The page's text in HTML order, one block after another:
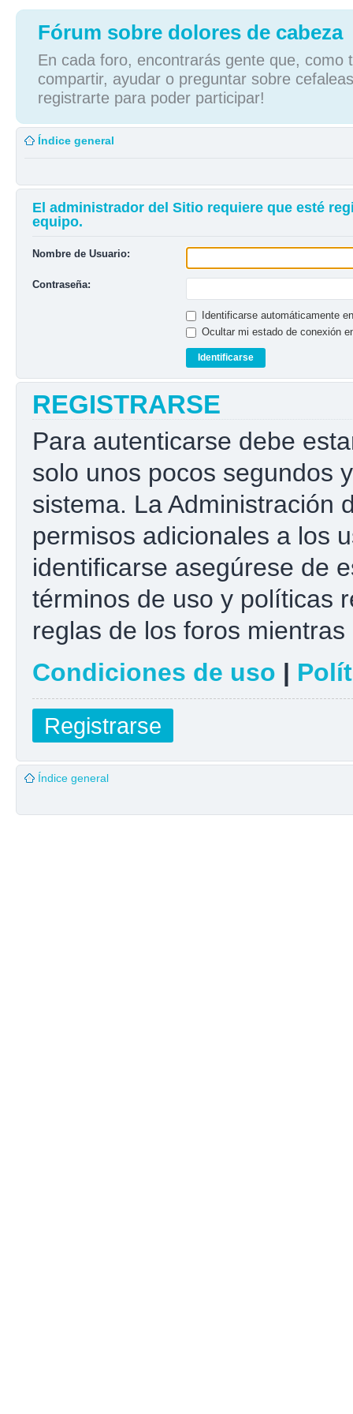
Fórum sobre dolores de cabeza
En cada foro, encontrarás gente que, como
compartir, ayudar o preguntar sobre
registrarte para poder participar!
Índice general
El administrador del Sitio requiere que esté
equipo.
Nombre de Usuario:
Contraseña:
Identificarse automáticamente
Ocultar mi estado de conexión
REGISTRARSE
Para autenticarse debe
solo unos pocos segundos
sistema. La Administración
permisos adicionales a los
identificarse asegúrese de
términos de uso y políticas
reglas de los foros
Condiciones de uso |
Registrarse
Índice general